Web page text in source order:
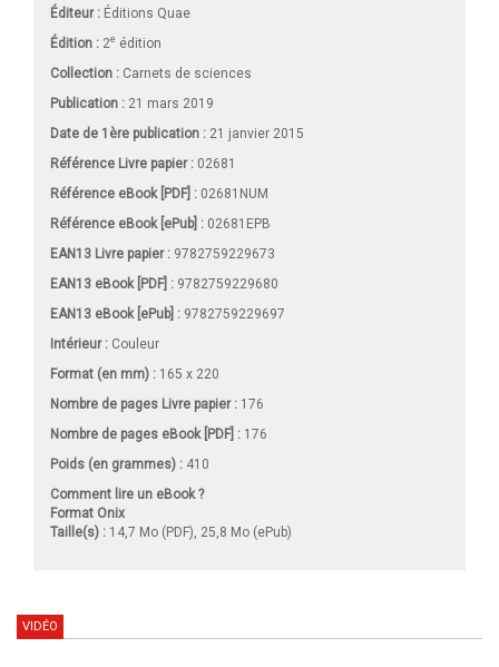
Éditeur : Éditions Quae
Édition : 2e édition
Collection : Carnets de sciences
Publication : 21 mars 2019
Date de 1ère publication : 21 janvier 2015
Référence Livre papier : 02681
Référence eBook [PDF] : 02681NUM
Référence eBook [ePub] : 02681EPB
EAN13 Livre papier : 9782759229673
EAN13 eBook [PDF] : 9782759229680
EAN13 eBook [ePub] : 9782759229697
Intérieur : Couleur
Format (en mm) : 165 x 220
Nombre de pages Livre papier: 176
Nombre de pages eBook [PDF] : 176
Poids (en grammes) : 410
Comment lire un eBook ?
Format Onix
Taille(s) : 14,7 Mo (PDF), 25,8 Mo (ePub)
VIDÉO